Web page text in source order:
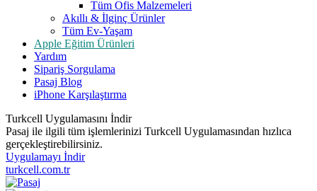
Tüm Ofis Malzemeleri
Akıllı & İlginç Ürünler
Tüm Ev-Yaşam
Apple Eğitim Ürünleri
Yardım
Sipariş Sorgulama
Pasaj Blog
iPhone Karşılaştırma
Turkcell Uygulamasını İndir
Pasaj ile ilgili tüm işlemlerinizi Turkcell Uygulamasından hızlıca
gerçekleştirebilirsiniz.
Uygulamayı İndir
turkcell.com.tr